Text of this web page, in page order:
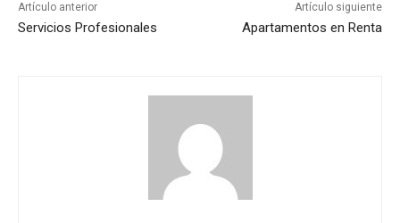
Artículo anterior
Servicios Profesionales
Artículo siguiente
Apartamentos en Renta